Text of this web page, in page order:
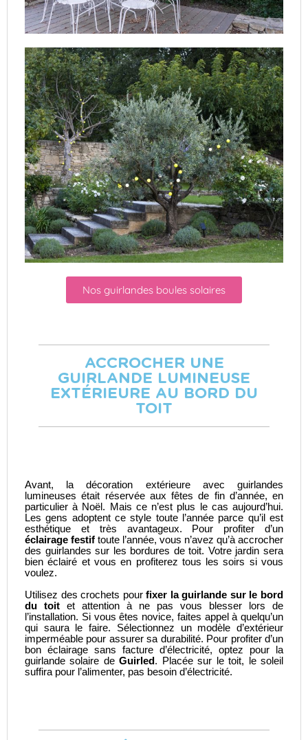
Nos guirlandes boules solaires
ACCROCHER UNE
GUIRLANDE LUMINEUSE
EXTÉRIEURE AU BORD DU
TOIT
Avant, la décoration extérieure avec guirlandes
lumineuses était réservée aux fêtes de fin d’année, en
particulier à Noël. Mais ce n’est plus le cas aujourd’hui.
Les gens adoptent ce style toute l’année parce qu’il est
esthétique et très avantageux. Pour profiter d’un
éclairage festif toute l’année, vous n’avez qu’à accrocher
des guirlandes sur les bordures de toit. Votre jardin sera
bien éclairé et vous en profiterez tous les soirs si vous
voulez.
Utilisez des crochets pourfixer la guirlande sur le bord
du toit et attention à ne pas vous blesser lors de
l’installation. Si vous êtes novice, faites appel à quelqu’un
qui saura le faire. Sélectionnez un modèle d’extérieur
imperméable pour assurer sa durabilité. Pour profiter d’un
bon éclairage sans facture d’électricité, optez pour la
guirlande solaire deGuirled. Placée sur le toit, le soleil
suffira pour l’alimenter, pas besoin d’électricité.